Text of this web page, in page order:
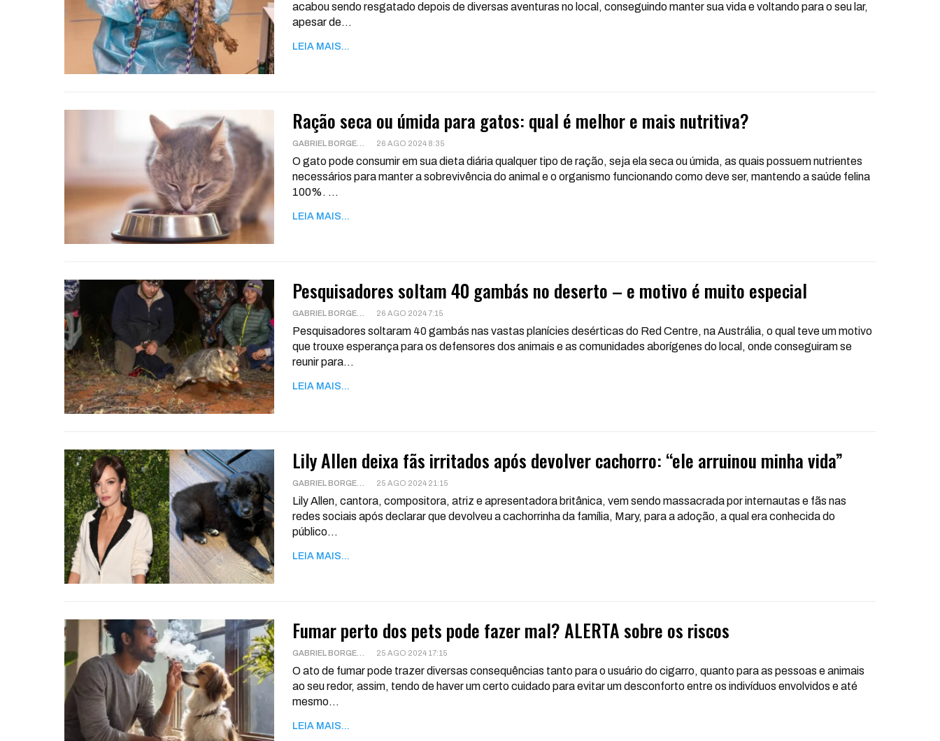
acabou sendo resgatado depois de diversas aventuras no local, conseguindo manter sua vida e voltando para o seu lar,
apesar de…
LEIA MAIS...
Ração seca ou úmida para gatos: qual é melhor e mais nutritiva?
26 AGO 2024 8:35
O gato pode consumir em sua dieta diária qualquer tipo de ração, seja ela seca ou úmida, as quais possuem nutrientes
necessários para manter a sobrevivência do animal e o organismo funcionando como deve ser, mantendo a saúde felina
100%. …
LEIA MAIS...
Pesquisadores soltam 40 gambás no deserto – e motivo é muito especial
26 AGO 2024 7:15
Pesquisadores soltaram 40 gambás nas vastas planícies desérticas do Red Centre, na Austrália, o qual teve um motivo
que trouxe esperança para os defensores dos animais e as comunidades aborígenes do local, onde conseguiram se
reunir para…
LEIA MAIS...
Lily Allen deixa fãs irritados após devolver cachorro: “ele arruinou minha vida”
25 AGO 2024 21:15
Lily Allen, cantora, compositora, atriz e apresentadora britânica, vem sendo massacrada por internautas e fãs nas
redes sociais após declarar que devolveu a cachorrinha da família, Mary, para a adoção, a qual era conhecida do
público…
LEIA MAIS...
Fumar perto dos pets pode fazer mal? ALERTA sobre os riscos
25 AGO 2024 17:15
O ato de fumar pode trazer diversas consequências tanto para o usuário do cigarro, quanto para as pessoas e animais
ao seu redor, assim, tendo de haver um certo cuidado para evitar um desconforto entre os indivíduos envolvidos e até
mesmo…
LEIA MAIS...